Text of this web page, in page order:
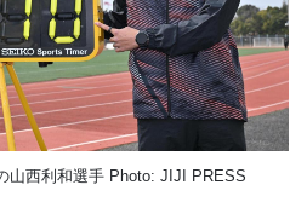
山西利和選手 Photo: JIJI PRESS